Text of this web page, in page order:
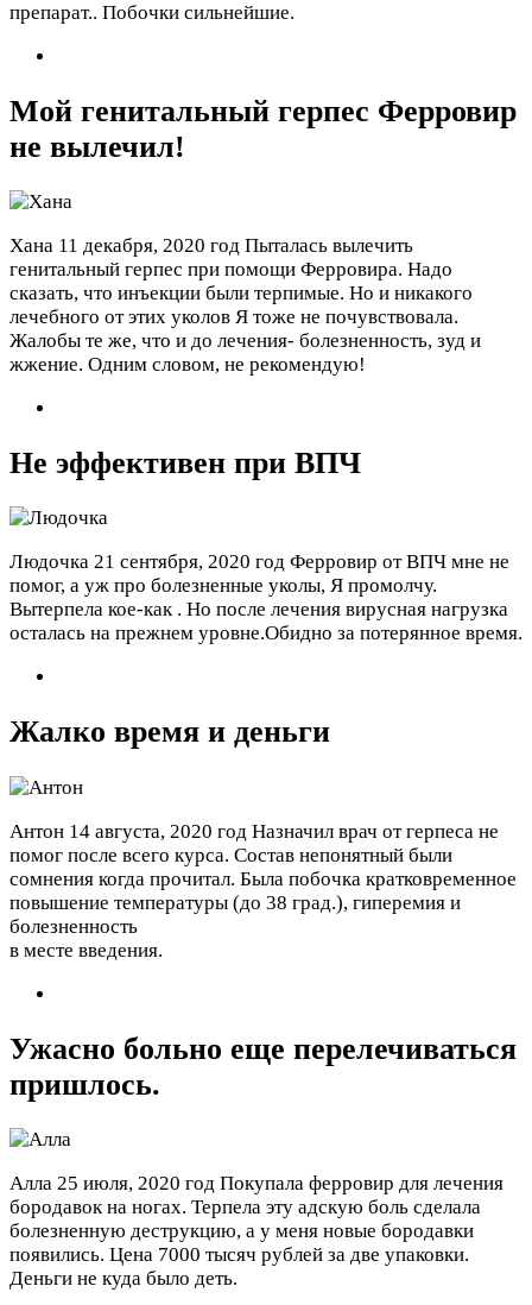
препарат.. Побочки сильнейшие.
Мой генитальный герпес Ферровир
не вылечил!
Хана 11 декабря, 2020 год Пыталась вылечить
генитальный герпес при помощи Ферровира. Надо
сказать, что инъекции были терпимые. Но и никакого
лечебного от этих уколов Я тоже не почувствовала.
Жалобы те же, что и до лечения- болезненность, зуд и
жжение. Одним словом, не рекомендую!
Не эффективен при ВПЧ
Людочка 21 сентября, 2020 год Ферровир от ВПЧ мне не
помог, а уж про болезненные уколы, Я промолчу.
Вытерпела кое-как . Но после лечения вирусная нагрузка
осталась на прежнем уровне.Обидно за потерянное время.
Жалко время и деньги
Антон 14 августа, 2020 год Назначил врач от герпеса не
помог после всего курса. Состав непонятный были
сомнения когда прочитал. Была побочка кратковременное
повышение температуры (до 38 град.), гиперемия и
болезненность
в месте введения.
Ужасно больно еще перелечиваться
пришлось.
Алла 25 июля, 2020 год Покупала ферровир для лечения
бородавок на ногах. Терпела эту адскую боль сделала
болезненную деструкцию, а у меня новые бородавки
появились. Цена 7000 тысяч рублей за две упаковки.
Деньги не куда было деть.